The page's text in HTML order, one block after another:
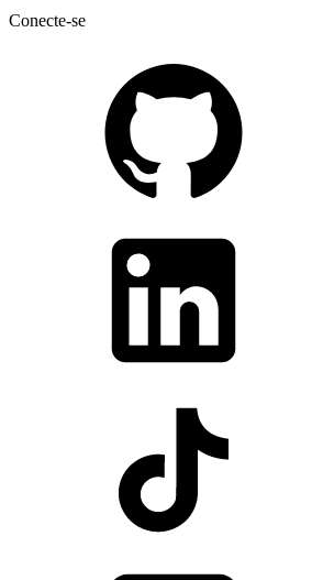
Conecte-se